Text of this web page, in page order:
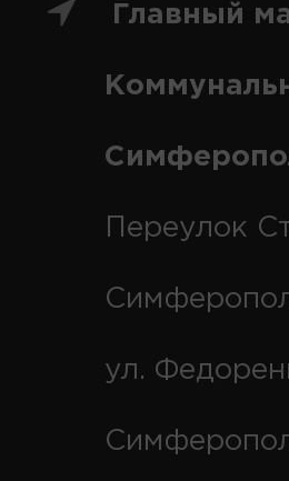
Главный
Переулок
ул.